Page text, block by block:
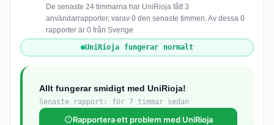
De senaste 24 timmarna har UniRioja fått 3
användarrapporter, varav 0 den senaste timmen. Av dessa 0
rapporter är 0 från Sverige
UniRioja fungerar normalt
Allt fungerar smidigt med UniRioja!
Senaste rapport: för 7 timmar sedan
Rapportera ett problem med UniRioja